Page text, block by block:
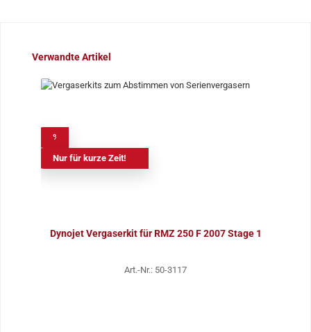
Produktgalerie überspringen
Verwandte Artikel
Nur für kurze Zeit!
Dynojet Vergaserkit für RMZ 250 F 2007 Stage 1
Art.-Nr.: 50-3117